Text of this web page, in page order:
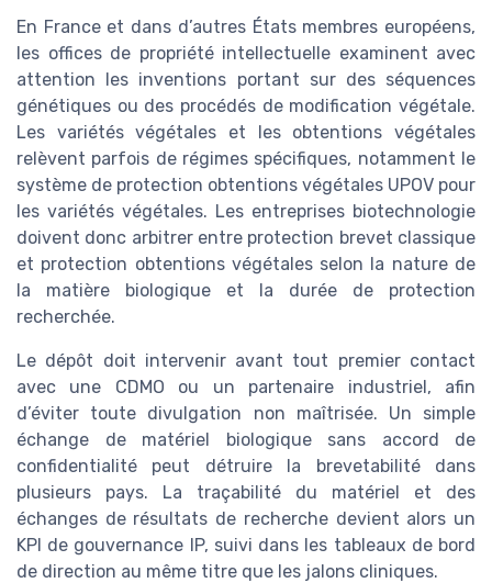
En France et dans d’autres États membres européens,
les offices de propriété intellectuelle examinent avec
attention les inventions portant sur des séquences
génétiques ou des procédés de modification végétale.
Les variétés végétales et les obtentions végétales
relèvent parfois de régimes spécifiques, notamment le
système de protection obtentions végétales UPOV pour
les variétés végétales. Les entreprises biotechnologie
doivent donc arbitrer entre protection brevet classique
et protection obtentions végétales selon la nature de
la matière biologique et la durée de protection
recherchée.
Le dépôt doit intervenir avant tout premier contact
avec une CDMO ou un partenaire industriel, afin
d’éviter toute divulgation non maîtrisée. Un simple
échange de matériel biologique sans accord de
confidentialité peut détruire la brevetabilité dans
plusieurs pays. La traçabilité du matériel et des
échanges de résultats de recherche devient alors un
KPI de gouvernance IP, suivi dans les tableaux de bord
de direction au même titre que les jalons cliniques.